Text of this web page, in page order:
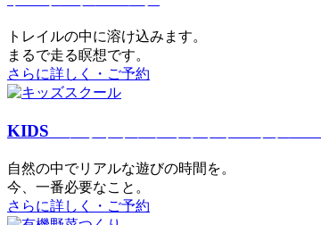
トレイルの中に溶け込みます。
まるで⾛る瞑想です。
さらに詳しく・ご予約
KIDS
⾃然の中でリアルな遊びの時間を。
今、⼀番必要なこと。
さらに詳しく・ご予約